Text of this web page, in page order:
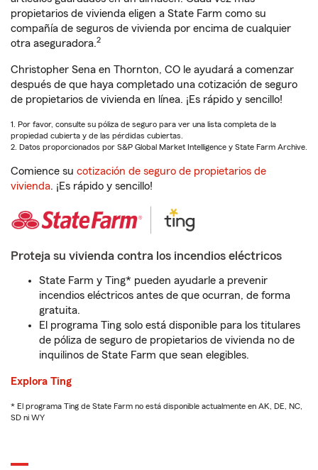
propietarios de vivienda eligen a State Farm como su
compañía de seguros de vivienda por encima de cualquier
otra aseguradora.2
Christopher Sena en Thornton, CO le ayudará a comenzar
después de que haya completado una cotización de seguro
de propietarios de vivienda en línea. ¡Es rápido y sencillo!
1. Por favor, consulte su póliza de seguro para ver una lista completa de la
propiedad cubierta y de las pérdidas cubiertas.
2. Datos proporcionados por S&P Global Market Intelligence y State Farm Archive.
Comience su cotización de seguro de propietarios de
vivienda. ¡Es rápido y sencillo!
Proteja su vivienda contra los incendios eléctricos
State Farm y Ting* pueden ayudarle a prevenir
incendios eléctricos antes de que ocurran, de forma
gratuita.
El programa Ting solo está disponible para los titulares
de póliza de seguro de propietarios de vivienda no de
inquilinos de State Farm que sean elegibles.
Explora Ting
* El programa Ting de State Farm no está disponible actualmente en AK, DE, NC,
SD ni WY